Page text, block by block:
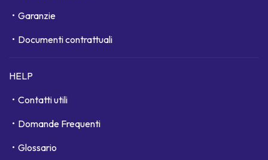
Garanzie
Documenti contrattuali
HELP
Contatti utili
Domande Frequenti
Glossario